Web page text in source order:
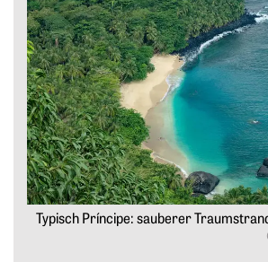
Typisch Príncipe: sauberer